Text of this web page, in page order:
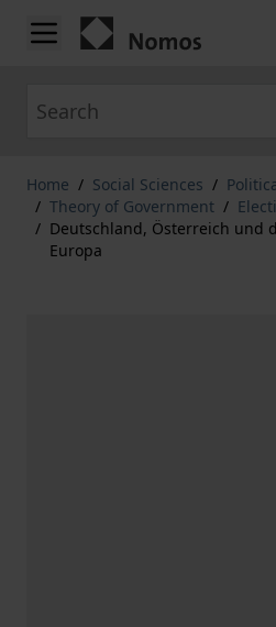
Skip to Content
Home / Social Sciences /
/ Theory of Government /
/ Deutschland, Österreich und
Europa